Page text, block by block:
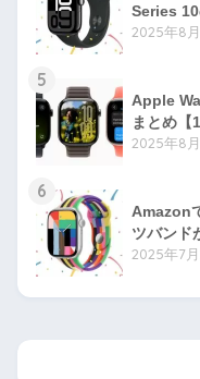
Series 10
2025年8
5
Apple
まとめ【
2025年8
6
Amazon
ツバンド
2025年7